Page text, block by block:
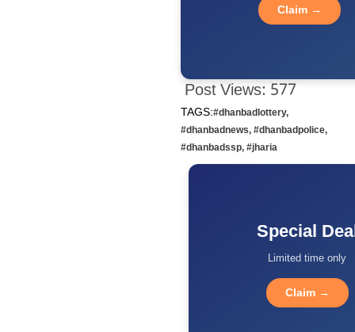
Claim →
Post Views: 577
TAGS:#dhanbadlottery,
#dhanbadnews, #dhanbadpolice,
#dhanbadssp, #jharia
Special
Limited time only
Claim →